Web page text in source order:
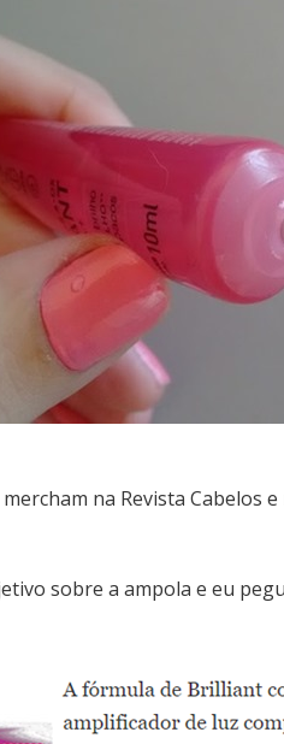
na Revista Cabelos
sobre a ampola e eu